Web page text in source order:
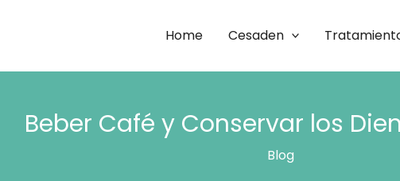
Home Cesaden
Beber Café y Conservar los
Blog